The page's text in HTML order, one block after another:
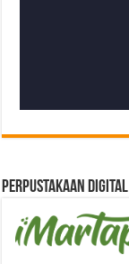
Perpustakaan Digital